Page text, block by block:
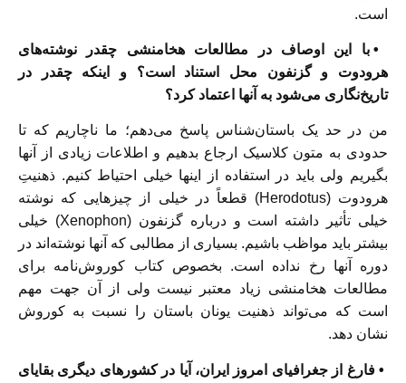
است.
• با این اوصاف در مطالعات هخامنشی چقدر نوشته‌های
هرودوت و گزنفون محل استناد است؟ و اینکه چقدر در
تاریخ‌نگاری می‌شود به آنها اعتماد کرد؟
من در حد یک باستان‌شناس پاسخ می‌دهم؛ ما ناچاریم که تا
حدودی به متون کلاسیک ارجاع بدهیم و اطلاعات زیادی از آنها
بگیریم ولی باید در استفاده از اینها خیلی احتیاط کنیم. ذهنیتِ
هرودوت (Herodotus) قطعاً در خیلی از چیزهایی که نوشته
خیلی تأثیر داشته است و درباره گزنفون (Xenophon) خیلی
بیشتر باید مواظب باشیم. بسیاری از مطالبی که آنها نوشته‌اند در
دوره آنها رخ نداده است. بخصوص کتاب کوروش‌نامه برای
مطالعات هخامنشی زیاد معتبر نیست ولی از آن جهت مهم
است که می‌تواند ذهنیت یونان باستان را نسبت به کوروش
نشان دهد.
• فارغ از جغرافیای امروز ایران، آیا در کشورهای دیگری بقایای